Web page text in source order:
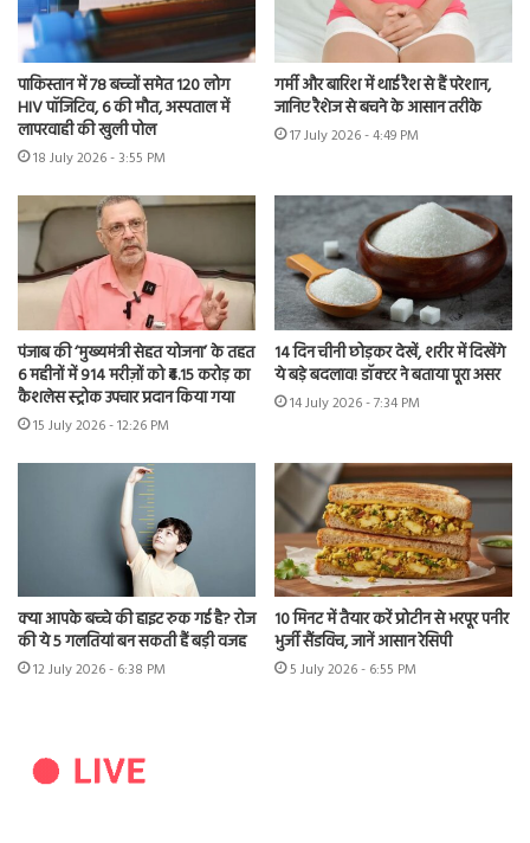
पाकिस्तान में 78 बच्चों समेत 120 लोग
HIV पॉजिटिव, 6 की मौत, अस्पताल में
लापरवाही की खुली पोल
18 July 2026 - 3:55 PM
गर्मी और बारिश में थाई रैश से हैं परेशान,
जानिए रैशेज से बचने के आसान तरीके
17 July 2026 - 4:49 PM
पंजाब की ‘मुख्यमंत्री सेहत योजना’ के तहत
6 महीनों में 914 मरीज़ों को ₹4.15 करोड़ का
कैशलेस स्ट्रोक उपचार प्रदान किया गया
15 July 2026 - 12:26 PM
14 दिन चीनी छोड़कर देखें, शरीर में दिखेंगे
ये बड़े बदलाव! डॉक्टर ने बताया पूरा असर
14 July 2026 - 7:34 PM
क्या आपके बच्चे की हाइट रुक गई है? रोज
की ये 5 गलतियां बन सकती हैं बड़ी वजह
12 July 2026 - 6:38 PM
10 मिनट में तैयार करें प्रोटीन से भरपूर पनीर
भुर्जी सैंडविच, जानें आसान रेसिपी
5 July 2026 - 6:55 PM